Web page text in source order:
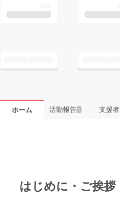
ホーム 活動報告1 支援者
はじめに・ご挨拶